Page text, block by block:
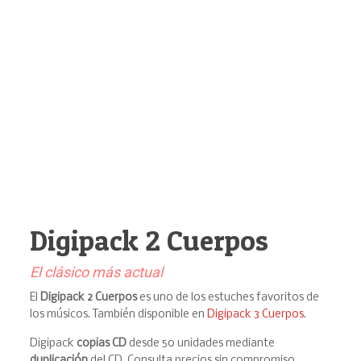
Digipack 2 Cuerpos
El clásico más actual
El Digipack 2 Cuerposes uno de los estuches favoritos de
los músicos. También disponible en Digipack 3 Cuerpos.
Digipack copias CDdesde 50 unidades mediante